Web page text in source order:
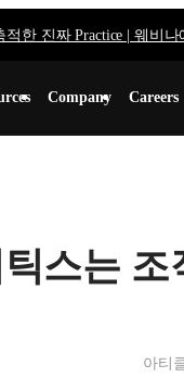
한 진짜 Practice | 웨비
Company Careers
스는
아티